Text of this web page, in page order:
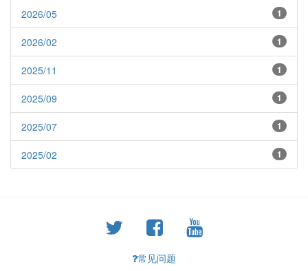
2026/05 1
2026/02 1
2025/11 1
2025/09 1
2025/07 1
2025/02 1
常见问题